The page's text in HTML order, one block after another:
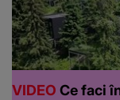
VIDEO Ce faci